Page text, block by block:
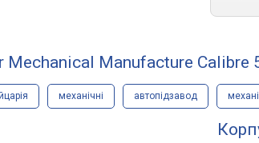
Manufacture Calibre
механічні автопідзавод